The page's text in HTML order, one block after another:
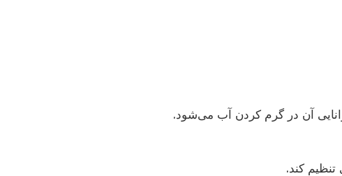
آن در گرم کردن آب می‌شود.
کند.